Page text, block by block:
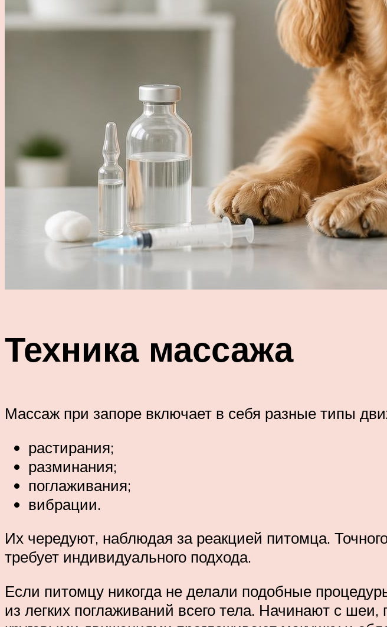
Техника массажа
Массаж при запоре включает в себя разные типы
растирания;
разминания;
поглаживания;
вибрации.
Их чередуют, наблюдая за реакцией питомца.
требует индивидуального подхода.
Если питомцу никогда не делали подобные
из легких поглаживаний всего тела. Начинают с